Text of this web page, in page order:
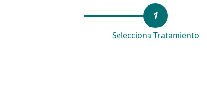
1
Selecciona Tratamiento